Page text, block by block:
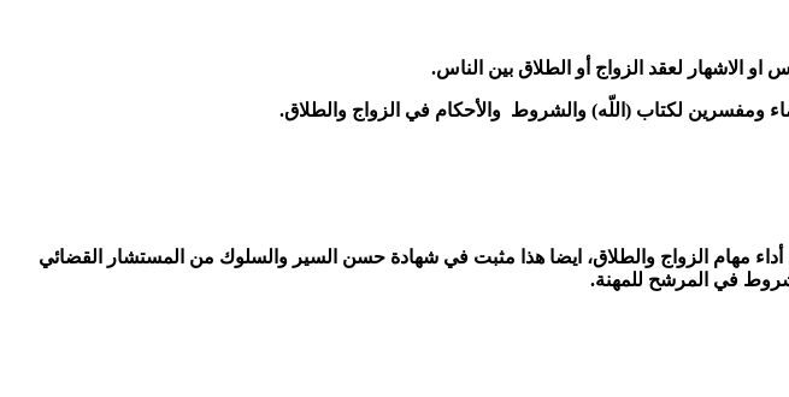
الاشهار لعقد الزواج أو الطلاق بين الناس.
ومفسرين لكتاب (اللّه) والشروط والأحكام في الزواج والطلاق.
مهام الزواج والطلاق، ايضا هذا مثبت في شهادة حسن السير والسلوك من المستشار القضائي
في المرشح للمهنة.